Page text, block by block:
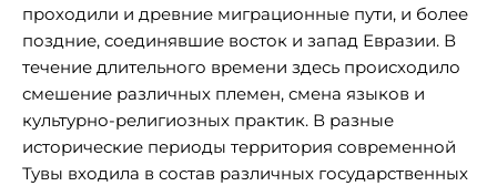
проходили и древние миграционные пути, и более
поздние, соединявшие восток и запад Евразии. В
течение длительного времени здесь происходило
смешение различных племен, смена языков и
культурно-религиозных практик. В разные
исторические периоды территория современной
Тувы входила в состав различных государственных